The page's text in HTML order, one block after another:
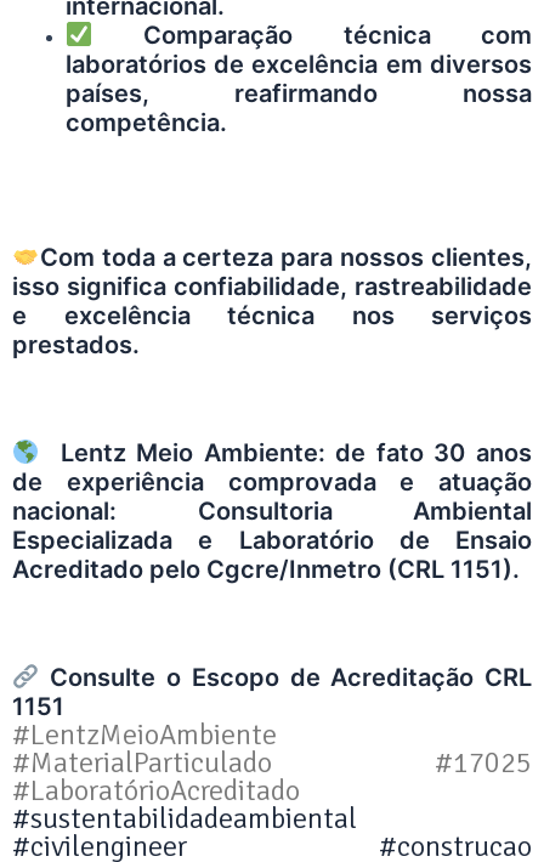
internacional.
Comparação técnica com
laboratórios de excelência em diversos
países, reafirmando nossa
competência.
Com toda a certeza para nossos clientes,
isso significa confiabilidade, rastreabilidade
e excelência técnica nos serviços
prestados.
Lentz Meio Ambiente: de fato 30 anos
de experiência comprovada e atuação
nacional: Consultoria Ambiental
Especializada e Laboratório de Ensaio
Acreditado pelo Cgcre/Inmetro (CRL 1151).
Consulte o Escopo de Acreditação CRL
1151
#LentzMeioAmbiente
#MaterialParticulado #17025
#LaboratórioAcreditado
#sustentabilidadeambiental
#civilengineer #construcao